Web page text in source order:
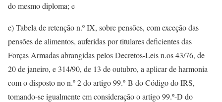
do mesmo diploma; e
e) Tabela de retenção n.º IX, sobre pensões, com exceção das
pensões de alimentos, auferidas por titulares deficientes das
Forças Armadas abrangidas pelos Decretos-Leis n.os 43/76, de
20 de janeiro, e 314/90, de 13 de outubro, a aplicar de harmonia
com o disposto no n.º 2 do artigo 99.º-B do Código do IRS,
tomando-se igualmente em consideração o artigo 99.º-D do